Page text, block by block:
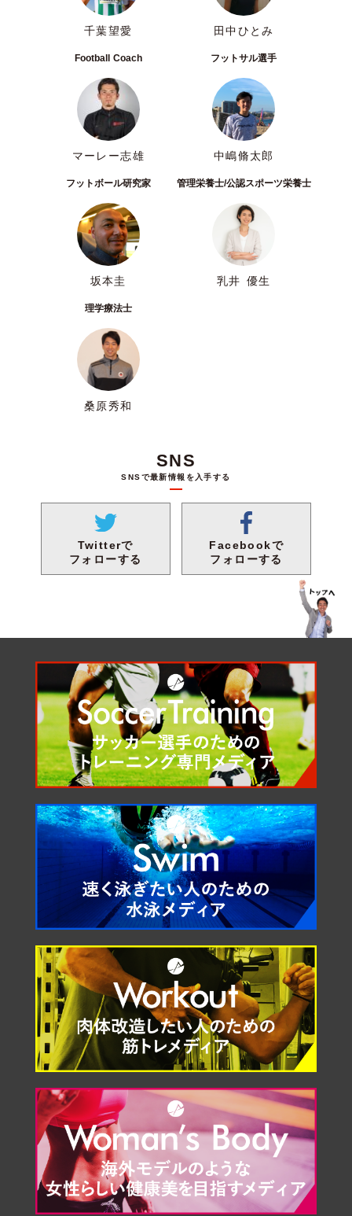
千葉望愛 田中ひとみ
Football Coach
マーレー志雄
フットサル選手
中嶋脩太郎
フットボール研究家
坂本圭
管理栄養士/公認スポーツ栄養士
乳井 優生
理学療法士
桑原秀和
SNS
SNSで最新情報を入手する
Twitterで
フォローする
Facebookで
フォローする